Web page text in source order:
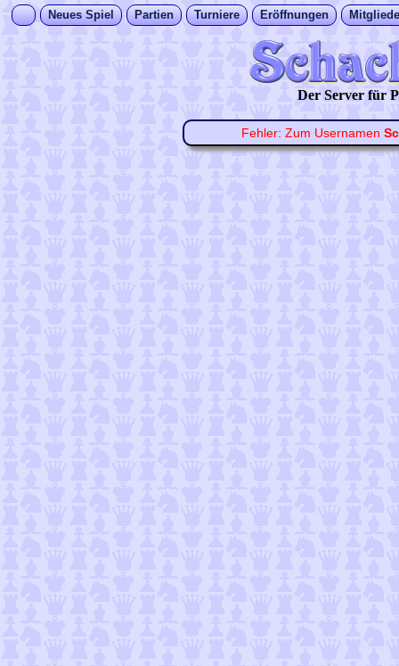
Neues Spiel Partien Turniere Eröffnungen
Der Server für
Fehler: Zum Usernamen